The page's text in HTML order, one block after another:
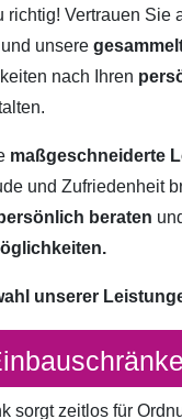
richtig! Vertrauen Sie
und unsere
nach Ihren
maßgeschneiderte
und Zufriedenheit
beraten
unserer
sorgt zeitlos für